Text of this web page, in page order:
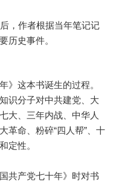
，作者根据当年笔记记
历史事件。
》这本书诞生的过程。
识分子对中共建党、大
大、三年内战、中华人
革命、粉碎“四人帮”、十
定性。
共产党七十年》时对书